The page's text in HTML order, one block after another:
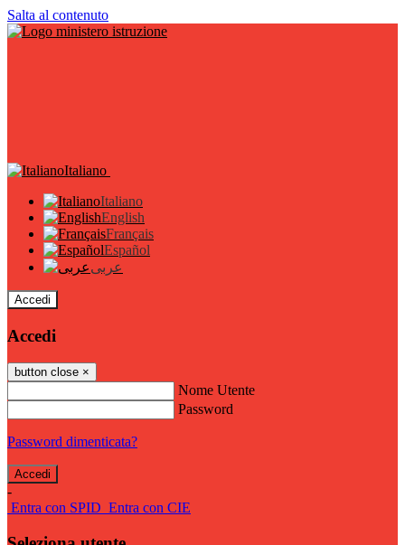
Salta al contenuto
Italiano
Italiano
English
Français
Español
عربى
Accedi
Accedi
button close ×
Nome Utente
Password
Password dimenticata?
-
Entra con SPID Entra con CIE